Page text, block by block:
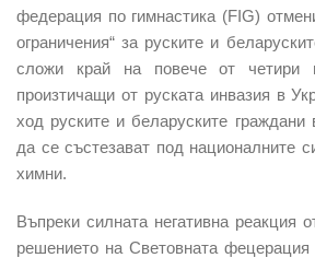
федерация по гимнастика (FIG)
ограничения“ за руските и
сложи край на повече от четири
произтичащи от руската инвазия в
ход руските и беларуските граждани
да се състезават под националните
химни.
Въпреки силната негативна реакция
решението на Световната фецерация